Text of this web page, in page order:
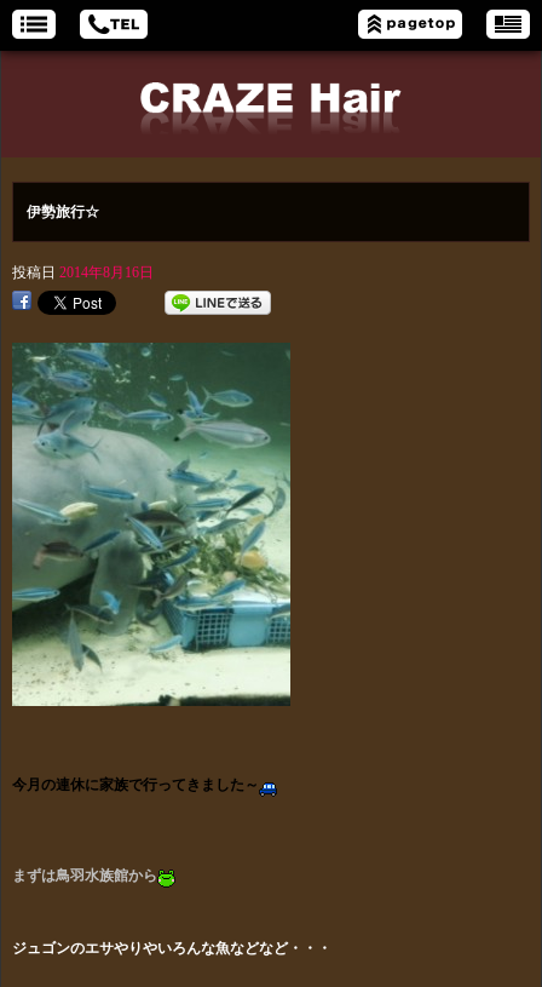
伊勢旅行☆
投稿日 2014年8月16日
今月の連休に家族で行ってきました～
まずは鳥羽水族館から
ジュゴンのエサやりやいろんな魚などなど・・・